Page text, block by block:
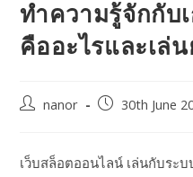
ทำความรู้จักกับ
คืออะไรและเล่น
nanor 30th June
เว็บสล็อตออนไลน์ เล่นกับระ